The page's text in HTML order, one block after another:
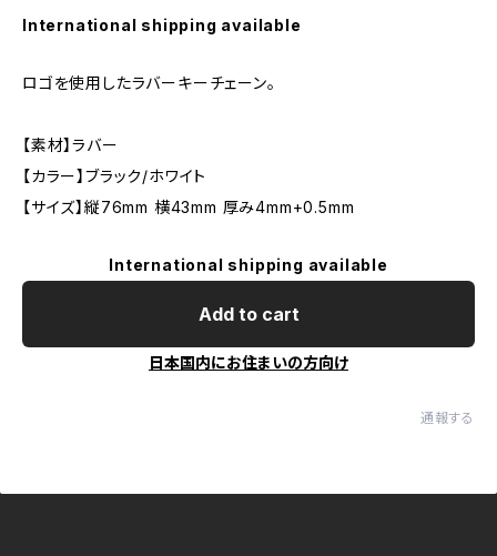
International shipping available
ロゴを使用したラバーキーチェーン。
【素材】ラバー
【カラー】ブラック/ホワイト
【サイズ】縦76mm 横43mm 厚み4mm+0.5mm
International shipping available
Add to cart
日本国内にお住まいの方向け
通報する